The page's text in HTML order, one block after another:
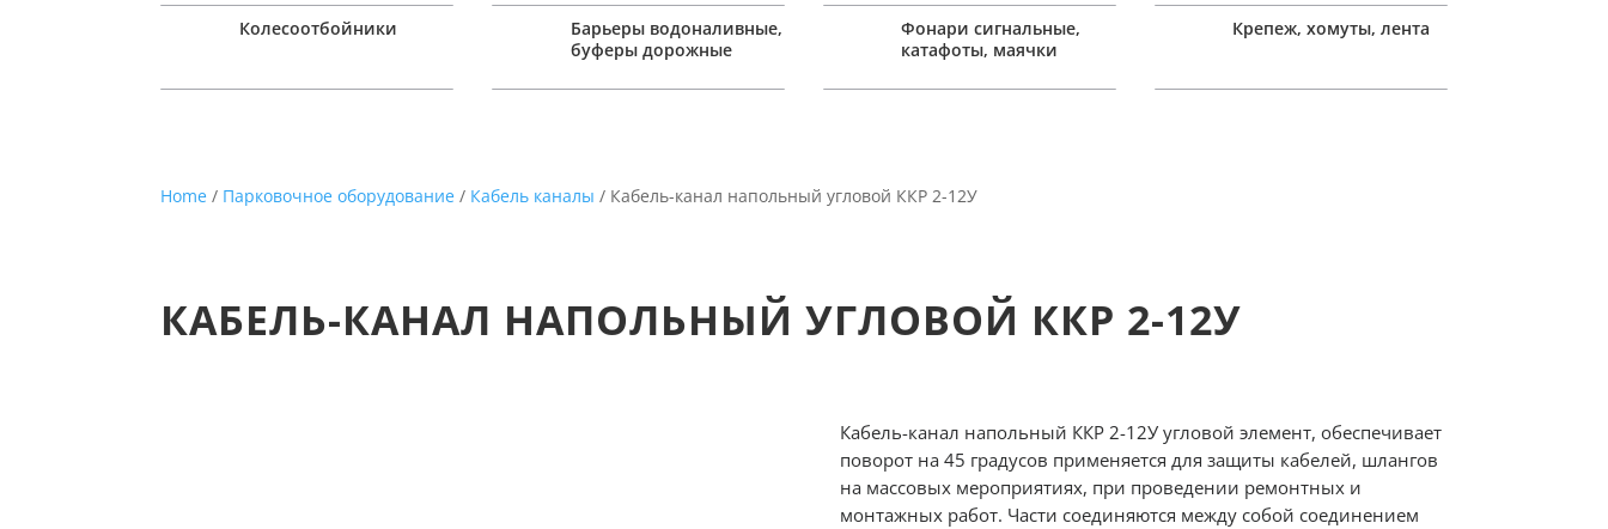
Колесоотбойники
Барьеры водоналивные,
буферы дорожные
Фонари сигнальные,
катафоты, маячки
Крепеж, хомуты, лента
Home / Парковочное оборудование / Кабель каналы / Кабель-канал напольный угловой ККР 2-12У
КАБЕЛЬ-КАНАЛ НАПОЛЬНЫЙ УГЛОВОЙ ККР 2-12У
Кабель-канал напольный ККР 2-12У угловой элемент, обеспечивает
поворот на 45 градусов применяется для защиты кабелей, шлангов
на массовых мероприятиях, при проведении ремонтных и
монтажных работ. Части соединяются между собой соединением